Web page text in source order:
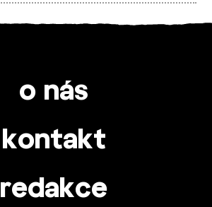
o nás
kontakt
redakce